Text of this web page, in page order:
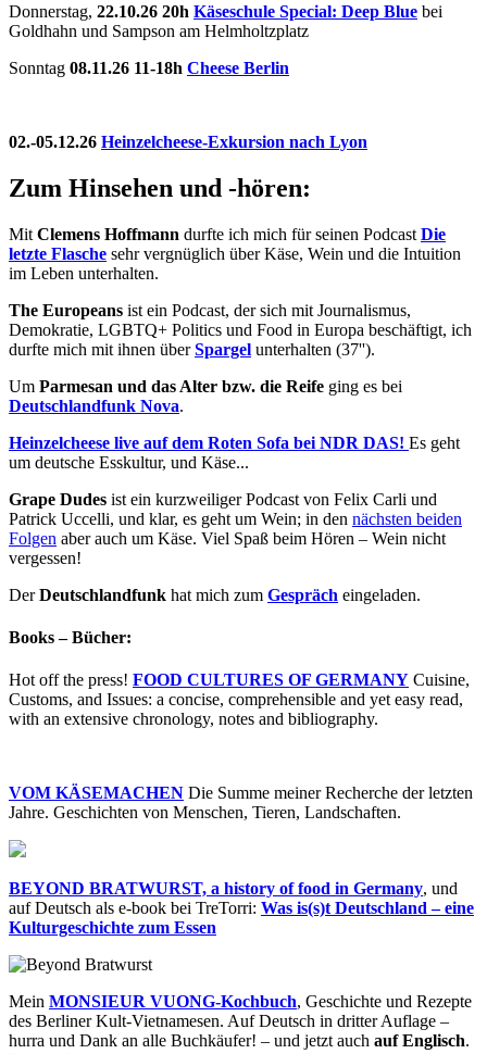
Donnerstag, 22.10.26 20h Käseschule Special: Deep Blue bei
Goldhahn und Sampson am Helmholtzplatz
Sonntag 08.11.26 11-18h Cheese Berlin
02.-05.12.26 Heinzelcheese-Exkursion nach Lyon
Zum Hinsehen und -hören:
Mit Clemens Hoffmann durfte ich mich für seinen Podcast Die
letzte Flasche sehr vergnüglich über Käse, Wein und die Intuition
im Leben unterhalten.
The Europeans ist ein Podcast, der sich mit Journalismus,
Demokratie, LGBTQ+ Politics und Food in Europa beschäftigt, ich
durfte mich mit ihnen überSpargel unterhalten (37'').
Um Parmesan und das Alter bzw. die Reife ging es bei
Deutschlandfunk Nova.
Heinzelcheese live auf dem Roten Sofa bei NDR DAS! Es geht
um deutsche Esskultur, und Käse...
Grape Dudes ist ein kurzweiliger Podcast von Felix Carli und
Patrick Uccelli, und klar, es geht um Wein; in den nächsten beiden
Folgen aber auch um Käse. Viel Spaß beim Hören – Wein nicht
vergessen!
DerDeutschlandfunk hat mich zum Gespräch eingeladen.
Books – Bücher:
Hot off the press! FOOD CULTURES OF GERMANY Cuisine,
Customs, and Issues: a concise, comprehensible and yet easy read,
with an extensive chronology, notes and bibliography.
VOM KÄSEMACHEN Die Summe meiner Recherche der letzten
Jahre. Geschichten von Menschen, Tieren, Landschaften.
BEYOND BRATWURST, a history of food in Germany, und
auf Deutsch als e-book bei TreTorri: Was is(s)t Deutschland – eine
Kulturgeschichte zum Essen
Mein MONSIEUR VUONG-Kochbuch, Geschichte und Rezepte
des Berliner Kult-Vietnamesen. Auf Deutsch in dritter Auflage –
hurra und Dank an alle Buchkäufer! – und jetzt auch auf Englisch.